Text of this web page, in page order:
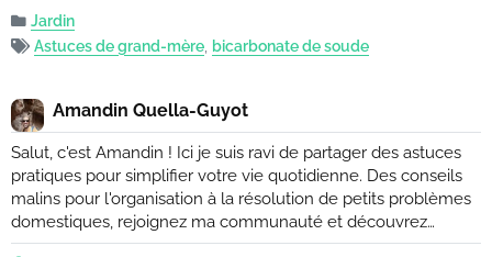
Jardin
Astuces de grand-mère, bicarbonate de soude
Amandin Quella-Guyot
Salut, c'est Amandin ! Ici je suis ravi de partager des astuces
pratiques pour simplifier votre vie quotidienne. Des conseils
malins pour l'organisation à la résolution de petits problèmes
domestiques, rejoignez ma communauté et découvrez
comment rendre votre quotidien plus facile et plus efficace.